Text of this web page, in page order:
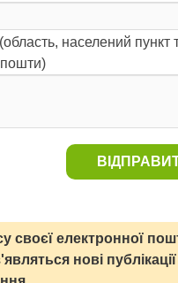
населений пункт
пошти)
своєї електронної
нові